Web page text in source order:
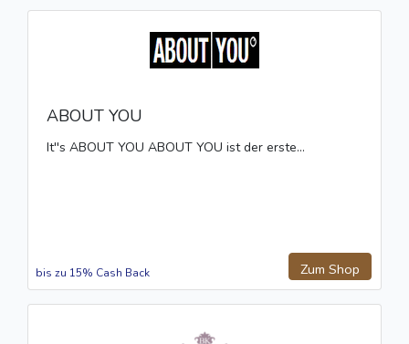
ABOUT YOU
It''s ABOUT YOU ABOUT YOU ist der erste...
Zum Shop
bis zu 15% Cash Back